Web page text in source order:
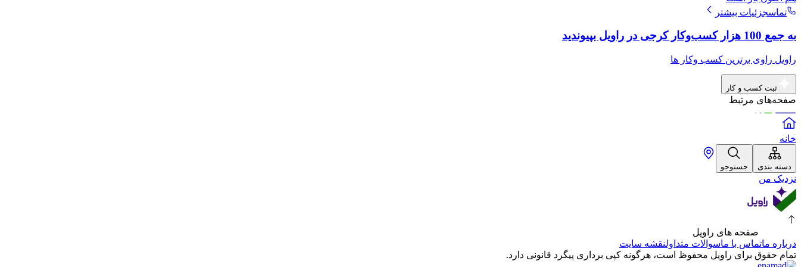
تماسجزئیات بیشتر
به جمع 100 هزار کسب‌وکار کرجی در راویل بپیوندید
راویل راوی برترین کسب وکار ها
ثبت کسب و کار
صفحه‌های مرتبط
خانه
دسته بندی جستوجو
نزدیک من
صفحه های راویل
درباره ماتماس با ماسوالات متداولنقشه سایت
تمام حقوق برای راویل محفوظ است، هرگونه کپی برداری پیگرد قانونی دارد.